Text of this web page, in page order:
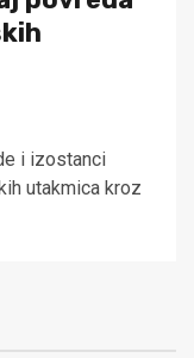
i izostanci
utakmica kroz